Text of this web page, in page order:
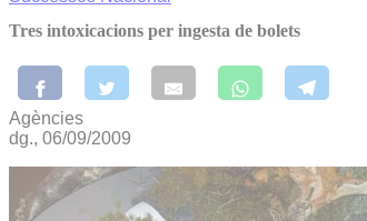
Tres intoxicacions per ingesta de bolets
Agències
dg., 06/09/2009